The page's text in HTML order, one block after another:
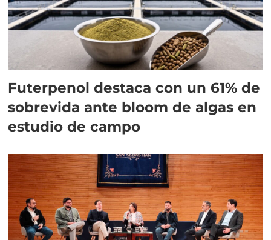
Futerpenol destaca con un 61% de
sobrevida ante bloom de algas en
estudio de campo